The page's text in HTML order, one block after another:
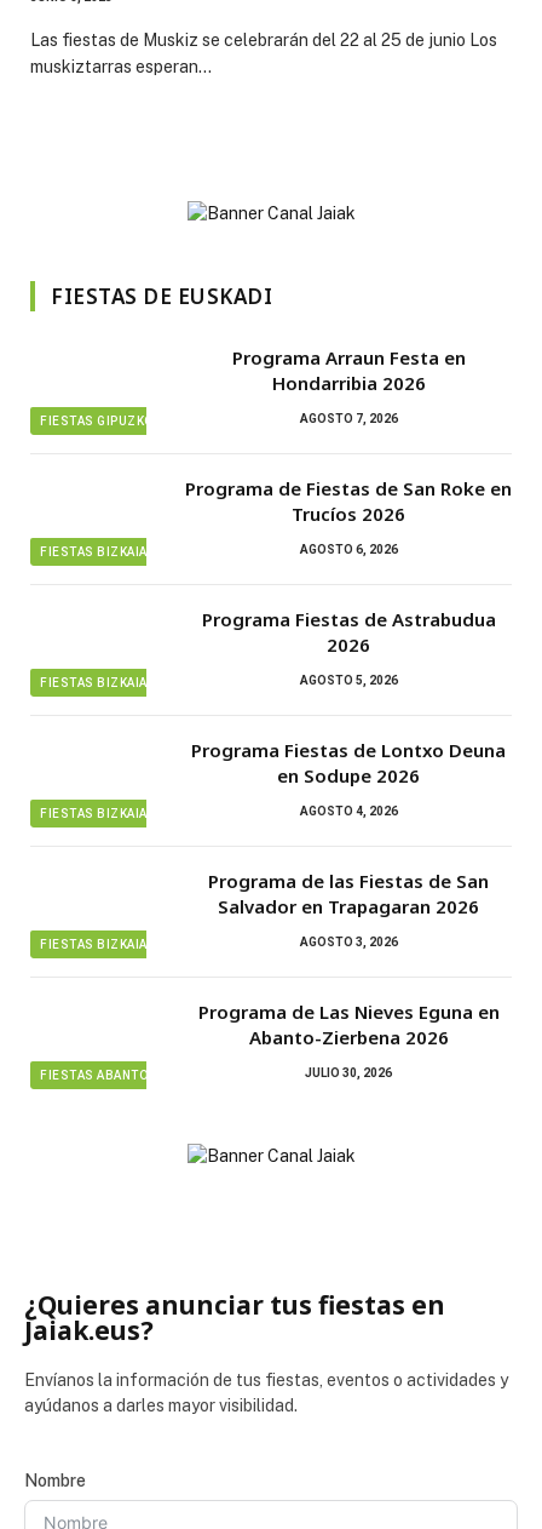
Las fiestas de Muskiz se celebrarán del 22 al 25 de junio Los
muskiztarras esperan…
FIESTAS DE EUSKADI
FIESTAS GIPUZKOA
Programa Arraun Festa en
Hondarribia 2026
AGOSTO 7, 2026
FIESTAS BIZKAIA
Programa de Fiestas de San Roke en
Trucíos 2026
AGOSTO 6, 2026
FIESTAS BIZKAIA
Programa Fiestas de Astrabudua
2026
AGOSTO 5, 2026
FIESTAS BIZKAIA
Programa Fiestas de Lontxo Deuna
en Sodupe 2026
AGOSTO 4, 2026
FIESTAS BIZKAIA
Programa de las Fiestas de San
Salvador en Trapagaran 2026
AGOSTO 3, 2026
FIESTAS ABANTO ZIERBENA
Programa de Las Nieves Eguna en
Abanto-Zierbena 2026
JULIO 30, 2026
¿Quieres anunciar tus fiestas en
Jaiak.eus?
Envíanos la información de tus fiestas, eventos o actividades y
ayúdanos a darles mayor visibilidad.
Nombre